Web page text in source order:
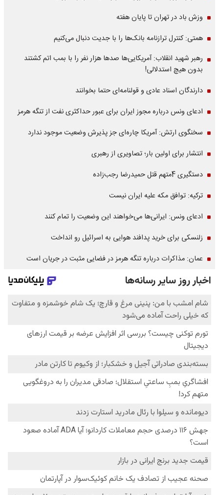
وزش باد در تهران تا پایان هفته
همتی: کنترل ترازنامه بانک‌ها را با جدیت دنبال می‌کنیم
رهبر شهید انقلاب: آمریکایی‌ها صدها هزار نفر را با بمب اتم کشتند
بدون هیچ استدلالی!
دارندگان اسناد عادی و قولنامه‌ای حتما بخوانند
ادعای ونس درباره مجوز ایران برای عبور حداکثری نفت از تنگه هرمز
سخنگوی ارتش: آمریکا چاره‌ای جز پذیرش وضعیت موجود ندارد
انتشار برای اولین بار؛ تصاویری از رهبری
دستگیری 4متهم قتل حمیدرضا رجب‌زاده
ترکیه: توافق مکه علیه ایران نیست
ادعای ونس: ایرانی‌ها می‌خواهند این وضعیت را تمام کنند
زلنسکی برای خرید پدافند هوایی به اسرائیل رو انداخت
عمان: مذاکرات درباره تنگه هرمز در فضایی مثبت در جریان است